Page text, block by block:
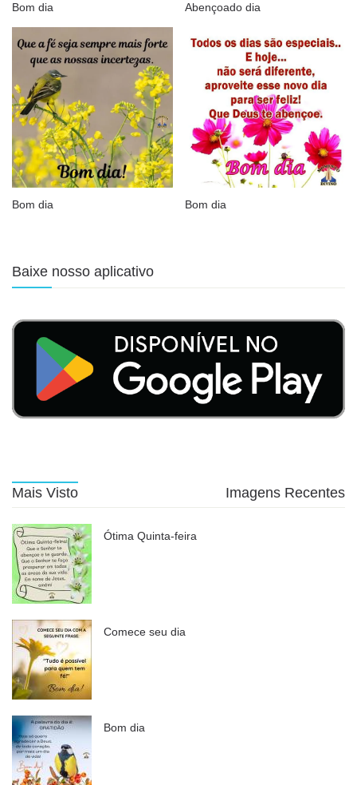
Bom dia Abençoado dia
Bom dia Bom dia
Baixe nosso aplicativo
Mais Visto Imagens Recentes
Ótima Quinta-feira
Comece seu dia
Bom dia